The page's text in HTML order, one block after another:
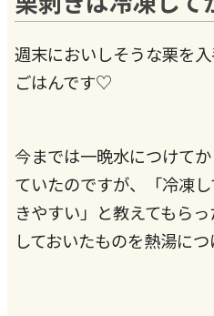
週末においしそうな栗を
ごはんです♡
今までは一晩水につけて
ていたのですが、「冷凍
きやすい」と教えてもら
しておいたものを熱湯に